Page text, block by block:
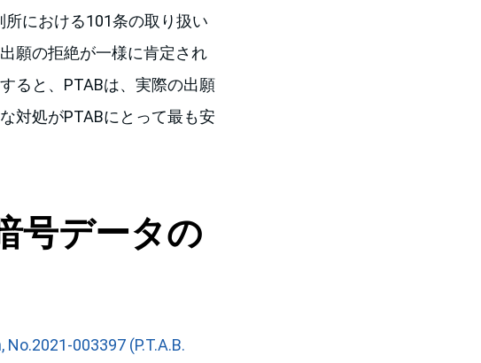
所における101条の取り扱い
願の拒絶が一様に肯定され
ると、PTABは、実際の出願
対処がPTABにとって最も安
号データの
No.2021-003397 (P.T.A.B.